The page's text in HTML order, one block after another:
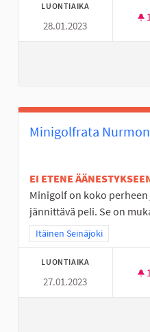
LUONTIAIKA
28.01.2023
Minigolfrata
EI ETENE
Minigolf on koko
jännittävä peli. Se on
Rajaa tulokset teeman
Itäinen Seinäjoki
LUONTIAIKA
27.01.2023